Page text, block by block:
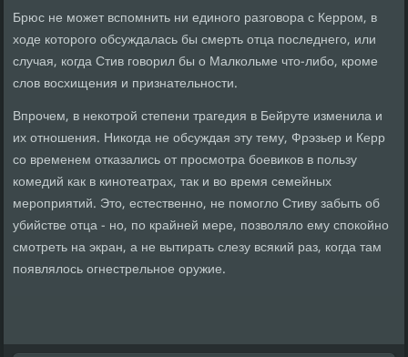
Брюс не может вспомнить ни единого разговора с Керром, в
ходе которого обсуждалась бы смерть отца последнего, или
случая, когда Стив говорил бы о Малкольме что-либо, кроме
слов восхищения и признательности.
Впрочем, в некотрой степени трагедия в Бейруте изменила и
их отношения. Никогда не обсуждая эту тему, Фрэзьер и Керр
со временем отказались от просмотра боевиков в пользу
комедий как в кинотеатрах, так и во время семейных
мероприятий. Это, естественно, не помогло Стиву забыть об
убийстве отца - но, по крайней мере, позволяло ему спокойно
смотреть на экран, а не вытирать слезу всякий раз, когда там
появлялось огнестрельное оружие.